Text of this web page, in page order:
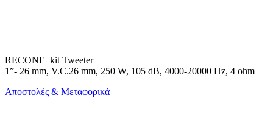
RECONE kit Tweeter
1”- 26 mm, V.C.26 mm, 250 W, 105 dB, 4000-20000 Hz, 4 ohm
Αποστολές & Μεταφορικά